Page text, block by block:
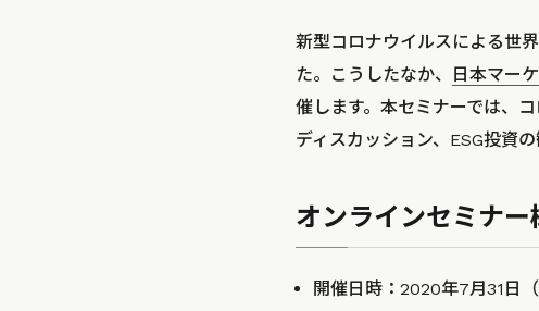
新型コロナウイルスによる世
た。こうしたなか、
日本マー
催します。本セミナーでは、
ディスカッション、ESG投資
オンラインセミナー
開催日時：2020年7月31日